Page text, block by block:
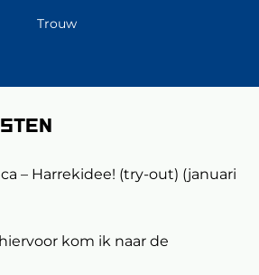
Trouw
– Harrekidee! (try-out) (januari
kom ik naar de